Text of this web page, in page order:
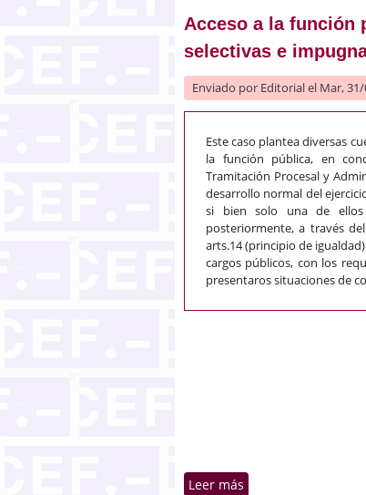
Acceso a la función
selectivas e
Enviado por Editorialel Mar,
Este caso plantea diversas
la función pública, en
Tramitación Procesal y
desarrollo normal del
si bien solo una de ellos
posteriormente, a través
arts.14 (principio de
cargos públicos, con los
presentaros situaciones de
Leer más